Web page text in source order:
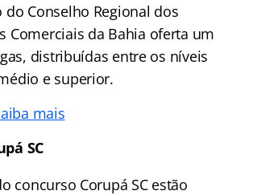
do Conselho Regional dos
Comerciais da Bahia oferta um
distribuídas entre os níveis
e superior.
mais
SC
concurso Corupá SC estão